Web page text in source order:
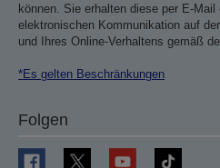
können. Sie erhalten diese per E-Mail
elektronischen Kommunikation auf
und Ihres Online-Verhaltens gemäß
*Es gelten Beschränkungen
Folgen